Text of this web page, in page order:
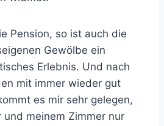
Pension, so ist auch die
Gewölbe ein
Erlebnis. Und nach
mit immer wieder gut
es mir sehr gelegen,
und meinem Zimmer nur